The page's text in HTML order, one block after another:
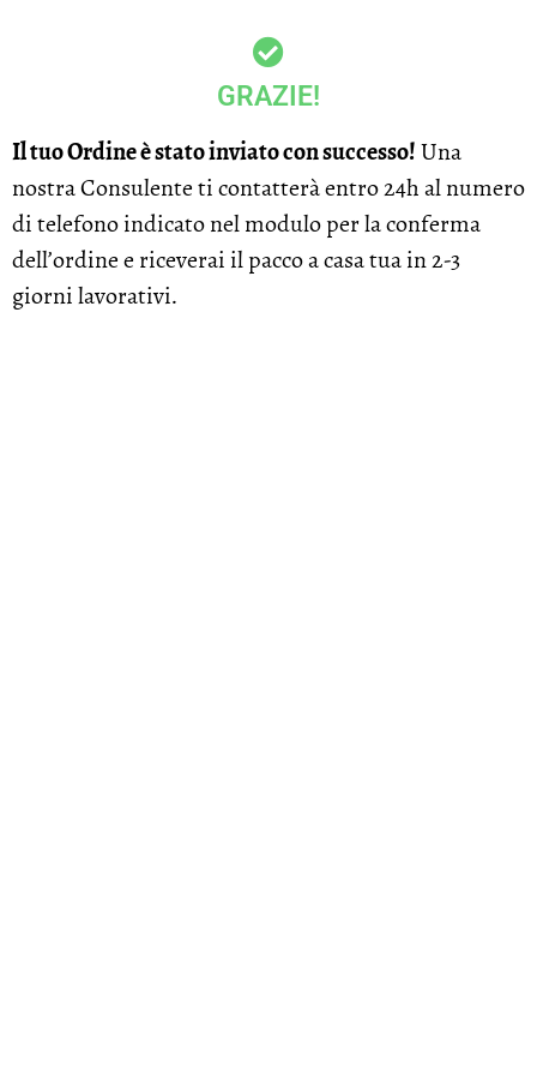
GRAZIE!
Il tuo Ordine è stato inviato con successo!Una
nostra Consulente ti contatterà entro 24h al numero
di telefono indicato nel modulo per la conferma
dell’ordine e riceverai il pacco a casa tua in 2-3
giorni lavorativi.